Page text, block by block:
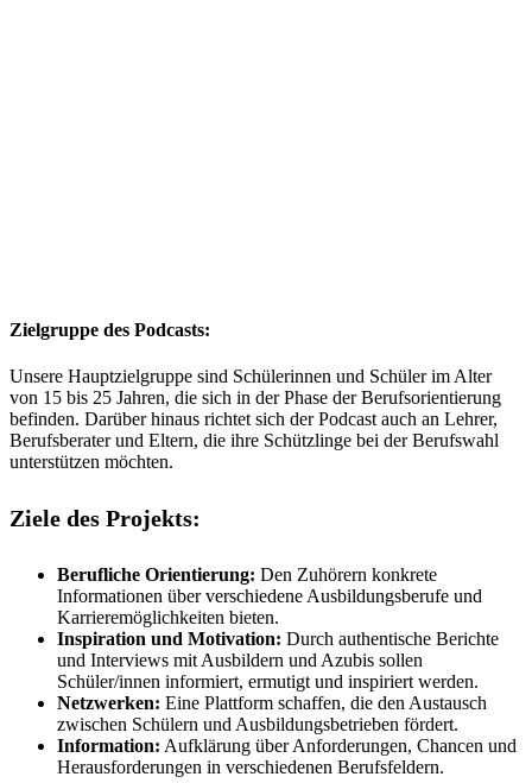
Zielgruppe des Podcasts:
Unsere Hauptzielgruppe sind Schülerinnen und Schüler im Alter
von 15 bis 25 Jahren, die sich in der Phase der Berufsorientierung
befinden. Darüber hinaus richtet sich der Podcast auch an Lehrer,
Berufsberater und Eltern, die ihre Schützlinge bei der Berufswahl
unterstützen möchten.
Ziele des Projekts:
Berufliche Orientierung: Den Zuhörern konkrete
Informationen über verschiedene Ausbildungsberufe und
Karrieremöglichkeiten bieten.
Inspiration und Motivation: Durch authentische Berichte
und Interviews mit Ausbildern und Azubis sollen
Schüler/innen informiert, ermutigt und inspiriert werden.
Netzwerken: Eine Plattform schaffen, die den Austausch
zwischen Schülern und Ausbildungsbetrieben fördert.
Information: Aufklärung über Anforderungen, Chancen und
Herausforderungen in verschiedenen Berufsfeldern.